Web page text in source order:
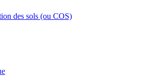
des sols (ou COS)